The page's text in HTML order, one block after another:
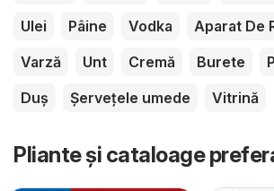
Ulei
Pâine Vodka Aparat De
Varză
Unt Cremă Burete
Duș
Șervețele umede Vitrină
Pliante și cataloage